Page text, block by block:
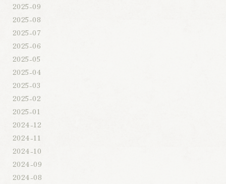
2025-09
2025-08
2025-07
2025-06
2025-05
2025-04
2025-03
2025-02
2025-01
2024-12
2024-11
2024-10
2024-09
2024-08